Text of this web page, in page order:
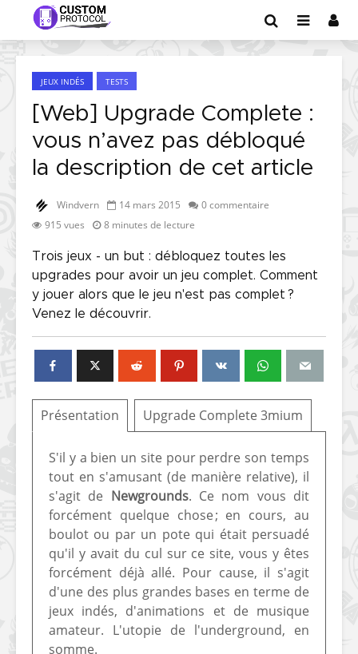
JEUX INDÉS TESTS
[Web] Upgrade Complete :
vous n’avez pas débloqué
la description de cet article
Windvern 14 mars 2015
0 commentaire
915 vues
8 minutes de lecture
Trois jeux - un but : débloquez toutes les
upgrades pour avoir un jeu complet. Comment
y jouer alors que le jeu n'est pas complet ?
Venez le découvrir.
Présentation Upgrade Complete 3mium
S'il y a bien un site pour perdre son temps
tout en s'amusant (de manière relative), il
s'agit de Newgrounds. Ce nom vous dit
forcément quelque chose ; en cours, au
boulot ou par un pote qui était persuadé
qu'il y avait du cul sur ce site, vous y êtes
forcément déjà allé. Pour cause, il s'agit
d'une des plus grandes bases en terme de
jeux indés, d'animations et de musique
amateur. L'utopie de l'underground, en
somme.